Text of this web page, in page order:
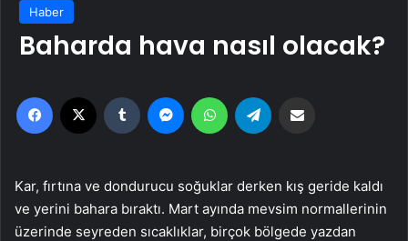
Haber
Baharda hava nasıl olacak?
Facebook Tumblr MessengerWhatsApp
Kar, fırtına ve dondurucu soğuklar derken kış geride kaldı
ve yerini bahara bıraktı. Mart ayında mevsim normallerinin
üzerinde seyreden sıcaklıklar, birçok bölgede yazdan